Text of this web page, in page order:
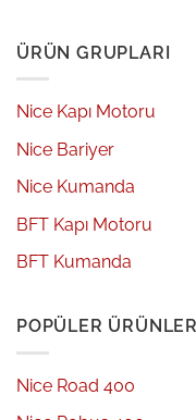
ÜRÜN GRUPLARI
Nice Kapı Motoru
Nice Bariyer
Nice Kumanda
BFT Kapı Motoru
BFT Kumanda
POPÜLER ÜRÜNLER
Nice Road 400